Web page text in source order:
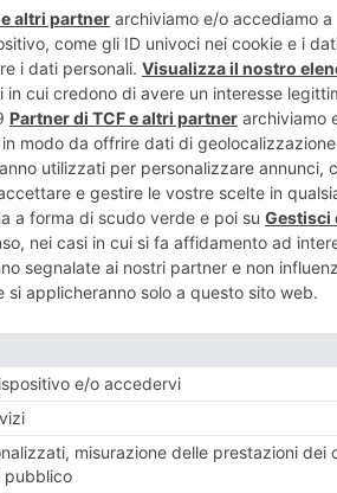
insegna, i cui valori fondanti
Non si tratta solo di valori, si
con il cliente. Il fondatore del
clienti e ha fatto del rapporto
una formazione attenta
per cortesia e disponibilità.